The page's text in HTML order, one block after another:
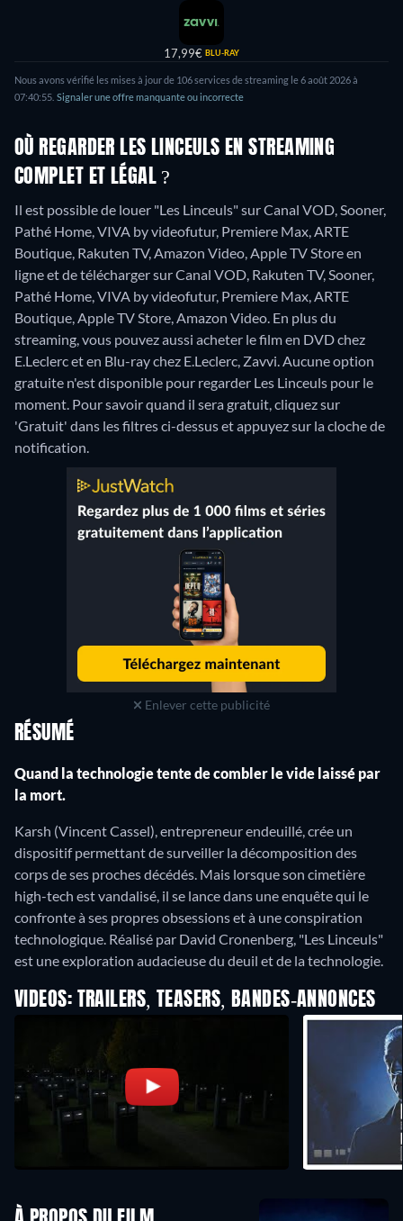
17,99€ BLU-RAY
Nous avons vérifié les mises à jour de 106 services de streaming le 6 août 2026 à
07:40:55. Signaler une offre manquante ou incorrecte
OÙ REGARDER LES LINCEULS EN STREAMING
COMPLET ET LÉGAL ?
Il est possible de louer "Les Linceuls" sur Canal VOD, Sooner,
Pathé Home, VIVA by videofutur, Premiere Max, ARTE
Boutique, Rakuten TV, Amazon Video, Apple TV Store en
ligne et de télécharger sur Canal VOD, Rakuten TV, Sooner,
Pathé Home, VIVA by videofutur, Premiere Max, ARTE
Boutique, Apple TV Store, Amazon Video. En plus du
streaming, vous pouvez aussi acheter le film en DVD chez
E.Leclerc et en Blu-ray chez E.Leclerc, Zavvi.Aucune option
gratuite n'est disponible pour regarder Les Linceuls pour le
moment. Pour savoir quand il sera gratuit, cliquez sur
'Gratuit' dans les filtres ci-dessus et appuyez sur la cloche de
notification.
Enlever cette publicité
RÉSUMÉ
Quand la technologie tente de combler le vide laissé par
la mort.
Karsh (Vincent Cassel), entrepreneur endeuillé, crée un
dispositif permettant de surveiller la décomposition des
corps de ses proches décédés. Mais lorsque son cimetière
high-tech est vandalisé, il se lance dans une enquête qui le
confronte à ses propres obsessions et à une conspiration
technologique. Réalisé par David Cronenberg, "Les Linceuls"
est une exploration audacieuse du deuil et de la technologie.
VIDEOS: TRAILERS, TEASERS, BANDES-ANNONCES